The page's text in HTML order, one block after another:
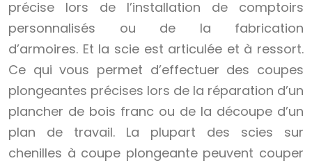
précise lors de l’installation de comptoirs
personnalisés ou de la fabrication
d’armoires. Et la scie est articulée et à ressort.
Ce qui vous permet d’effectuer des coupes
plongeantes précises lors de la réparation d’un
plancher de bois franc ou de la découpe d’un
plan de travail. La plupart des scies sur
chenilles à coupe plongeante peuvent couper